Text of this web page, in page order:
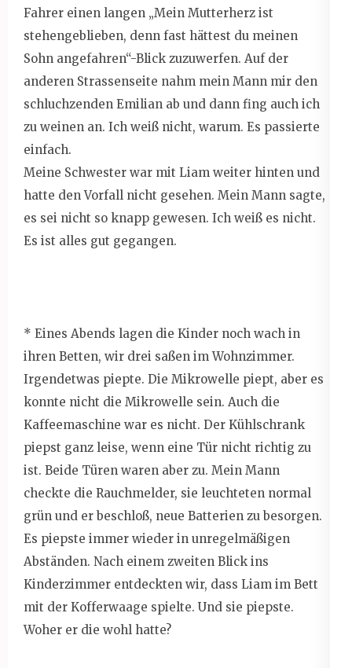
Fahrer einen langen „Mein Mutterherz ist
stehengeblieben, denn fast hättest du meinen
Sohn angefahren“-Blick zuzuwerfen. Auf der
anderen Strassenseite nahm mein Mann mir den
schluchzenden Emilian ab und dann fing auch ich
zu weinen an. Ich weiß nicht, warum. Es passierte
einfach.
Meine Schwester war mit Liam weiter hinten und
hatte den Vorfall nicht gesehen. Mein Mann sagte,
es sei nicht so knapp gewesen. Ich weiß es nicht.
Es ist alles gut gegangen.
* Eines Abends lagen die Kinder noch wach in
ihren Betten, wir drei saßen im Wohnzimmer.
Irgendetwas piepte. Die Mikrowelle piept, aber es
konnte nicht die Mikrowelle sein. Auch die
Kaffeemaschine war es nicht. Der Kühlschrank
piepst ganz leise, wenn eine Tür nicht richtig zu
ist. Beide Türen waren aber zu. Mein Mann
checkte die Rauchmelder, sie leuchteten normal
grün und er beschloß, neue Batterien zu besorgen.
Es piepste immer wieder in unregelmäßigen
Abständen. Nach einem zweiten Blick ins
Kinderzimmer entdeckten wir, dass Liam im Bett
mit der Kofferwaage spielte. Und sie piepste.
Woher er die wohl hatte?